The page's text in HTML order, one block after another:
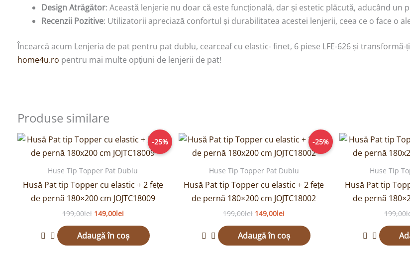
Design Atrăgător: Această lenjerie nu doar că este funcțională, dar și estetic plăcută, aducând un
Recenzii Pozitive: Utilizatorii apreciază confortul și durabilitatea acestei lenjerii, ceea ce o face o
Încearcă acum Lenjeria de pat pentru pat dublu, cearceaf cu elastic- finet, 6 piese LFE-626 și
home4u.ro pentru mai multe opțiuni de lenjerii de pat!
Produse similare
-25%
Huse Tip Topper Pat Dublu
Husă Pat tip Topper cu elastic + 2 fețe
de pernă 180×200 cm JOJTC18009
199,00lei
Prețul
a
199,00lei.
149,00lei
Prețul
este:
Adaugă în coș
-25%
Huse Tip Topper Pat Dublu
Husă Pat tip Topper cu elastic + 2 fețe
de pernă 180×200 cm JOJTC18002
199,00lei
Prețul
a
199,00lei.
149,00lei
Prețul
este:
Adaugă în coș
Huse Tip
Husă Pat tip
de pernă
199,00